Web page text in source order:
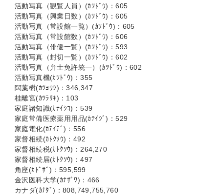
活動写真（観覧人員）(ｶﾂﾄﾞｳ)：605
活動写真（興業日数）(ｶﾂﾄﾞｳ)：605
活動写真（常設館一覧）(ｶﾂﾄﾞｳ)：605
活動写真（常設館数）(ｶﾂﾄﾞｳ)：606
活動写真（俳優一覧）(ｶﾂﾄﾞｳ)：593
活動写真（封切一覧）(ｶﾂﾄﾞｳ)：602
活動写真（弁士免許統一）(ｶﾂﾄﾞｳ)：602
活動写真機(ｶﾂﾄﾞｳ)：355
闊葉樹(ｶﾂﾖｳｼ)：346,347
桂離宮(ｶﾂﾗﾘｷ)：103
家庭諸知識(ｶﾃｲｼﾖ)：539
家庭常備医療薬用用品(ｶﾃｲｼﾞ)：529
家庭電化(ｶﾃｲﾃﾞ)：556
家督相続(ｶﾄｸｿｳ)：492
家督相続税(ｶﾄｸｿｳ)：264,270
家督相続届(ｶﾄｸｿｳ)：497
角座(ｶﾄﾞｻﾞ)：595,599
金沢医科大学(ｶﾅｻﾞﾜ)：466
カナダ(ｶﾅﾀﾞ)：808,749,755,760